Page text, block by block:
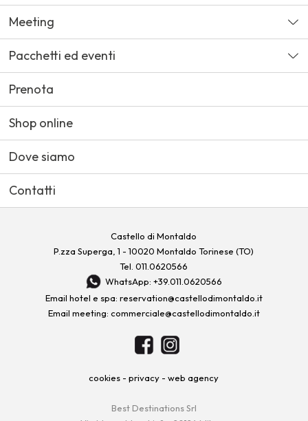
Meeting
Pacchetti ed eventi
Prenota
Shop online
Dove siamo
Contatti
Castello di Montaldo
P.zza Superga, 1 - 10020 Montaldo Torinese (TO)
Tel.011.0620566
WhatsApp: +39.011.0620566
Email hotel e spa: reservation@castellodimontaldo.it
Email meeting: commerciale@castellodimontaldo.it
cookies -privacy -web agency
Best Destinations Srl